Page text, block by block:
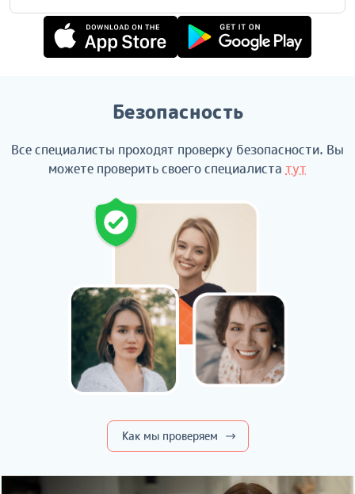
Безопасность
Все специалисты проходят проверку безопасности. Вы
можете проверить своего специалиста тут
Как мы проверяем